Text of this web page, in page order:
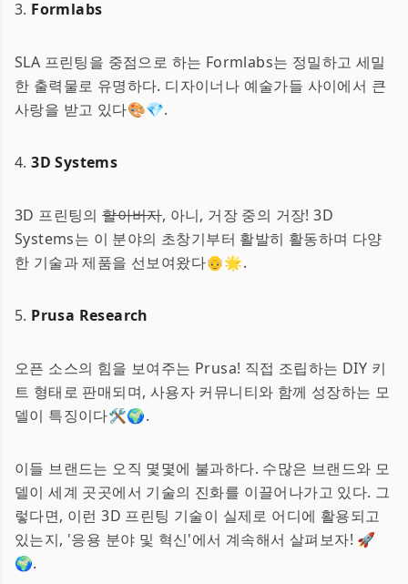
3. Formlabs
SLA 프린팅을 중점으로 하는 Formlabs는 정밀하고 세밀
한 출력물로 유명하다. 디자이너나 예술가들 사이에서 큰
사랑을 받고 있다🎨💎.
4.3D Systems
3D 프린팅의할아버지, 아니, 거장 중의 거장! 3D
Systems는 이 분야의 초창기부터 활발히 활동하며 다양
한 기술과 제품을 선보여왔다👴🌟.
5. Prusa Research
오픈 소스의 힘을 보여주는 Prusa! 직접 조립하는 DIY 키
트 형태로 판매되며, 사용자 커뮤니티와 함께 성장하는 모
델이 특징이다🛠️🌍.
이들 브랜드는 오직 몇몇에 불과하다. 수많은 브랜드와 모
델이 세계 곳곳에서 기술의 진화를 이끌어나가고 있다. 그
렇다면, 이런 3D 프린팅 기술이 실제로 어디에 활용되고
있는지, '응용 분야 및 혁신'에서 계속해서 살펴보자! 🚀
🌍.